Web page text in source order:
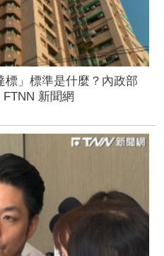
標」標準是什麼？內政部
新聞網